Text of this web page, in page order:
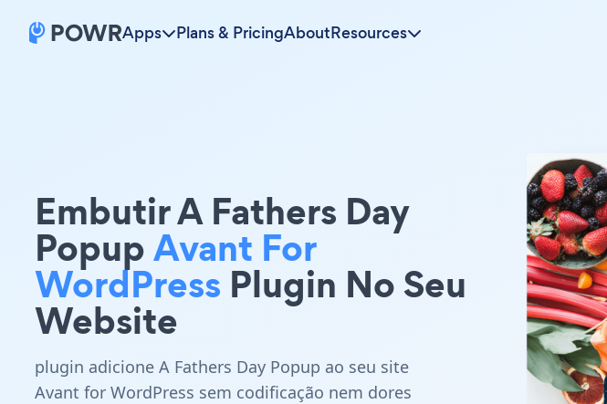
Apps Plans & PricingAboutResources
Embutir A Fathers Day
PopupAvant For
WordPress Plugin No Seu
Website
plugin adicione A Fathers Day Popup ao seu site
Avant for WordPress sem codificação nem dores